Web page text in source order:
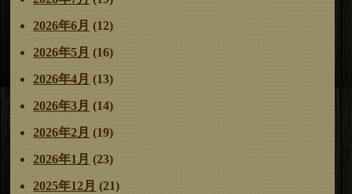
シ
ョ
2026年6月 (12)
2026年5月 (16)
2026年4月 (13)
2026年3月 (14)
2026年2月 (19)
2026年1月 (23)
2025年12月 (21)